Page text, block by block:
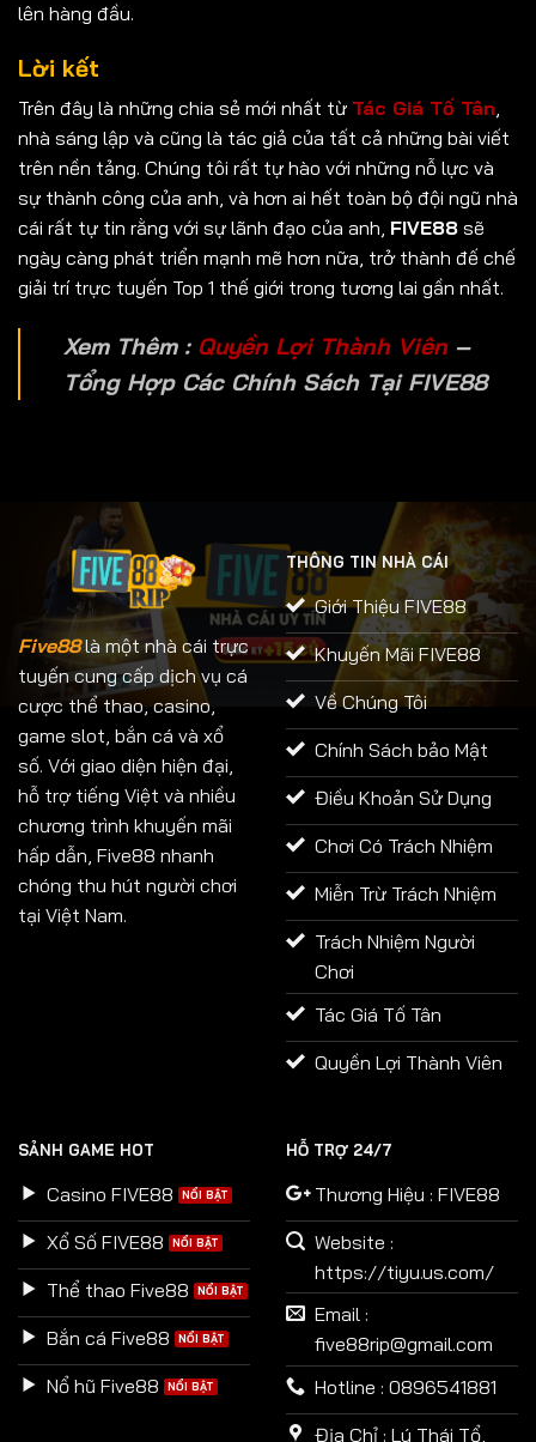
lên hàng đầu.
Lời kết
Trên đây là những chia sẻ mới nhất từ Tác Giá Tố Tân,
nhà sáng lập và cũng là tác giả của tất cả những bài viết
trên nền tảng. Chúng tôi rất tự hào với những nỗ lực và
sự thành công của anh, và hơn ai hết toàn bộ đội ngũ nhà
cái rất tự tin rằng với sự lãnh đạo của anh, FIVE88 sẽ
ngày càng phát triển mạnh mẽ hơn nữa, trở thành đế chế
giải trí trực tuyến Top 1 thế giới trong tương lai gần nhất.
Xem Thêm : Quyền Lợi Thành Viên–
Tổng Hợp Các Chính Sách Tại FIVE88
Five88 là một nhà cái trực
tuyến cung cấp dịch vụ cá
cược thể thao, casino,
game slot, bắn cá và xổ
số. Với giao diện hiện đại,
hỗ trợ tiếng Việt và nhiều
chương trình khuyến mãi
hấp dẫn, Five88 nhanh
chóng thu hút người chơi
tại Việt Nam.
THÔNG TIN NHÀ CÁI
Giới Thiệu FIVE88
Khuyến Mãi FIVE88
Về Chúng Tôi
Chính Sách bảo Mật
Điều Khoản Sử Dụng
Chơi Có Trách Nhiệm
Miễn Trừ Trách Nhiệm
Trách Nhiệm Người
Chơi
Tác Giá Tố Tân
Quyền Lợi Thành Viên
SẢNH GAME HOT
Casino FIVE88
Xổ Số FIVE88
Thể thao Five88
Bắn cá Five88
Nổ hũ Five88
HỖ TRỢ 24/7
Thương Hiệu : FIVE88
Website :
https://tiyu.us.com/
Email :
five88rip@gmail.com
Hotline : 0896541881
Địa Chỉ : Lý Thái Tổ,